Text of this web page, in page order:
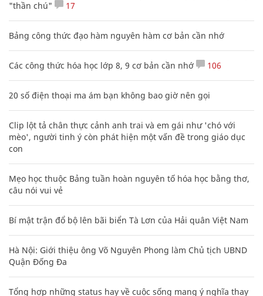
"thần chú"
17
Bảng công thức đạo hàm nguyên hàm cơ bản cần nhớ
Các công thức hóa học lớp 8, 9 cơ bản cần nhớ 106
20 số điện thoại ma ám bạn không bao giờ nên gọi
Clip lột tả chân thực cảnh anh trai và em gái như 'chó với
mèo', người tinh ý còn phát hiện một vấn đề trong giáo dục
con
Mẹo học thuộc Bảng tuần hoàn nguyên tố hóa học bằng thơ,
câu nói vui vẻ
Bí mật trận đổ bộ lên bãi biển Tà Lơn của Hải quân Việt Nam
Hà Nội: Giới thiệu ông Võ Nguyên Phong làm Chủ tịch UBND
Quận Đống Đa
Tổng hợp những status hay về cuộc sống mang ý nghĩa thay